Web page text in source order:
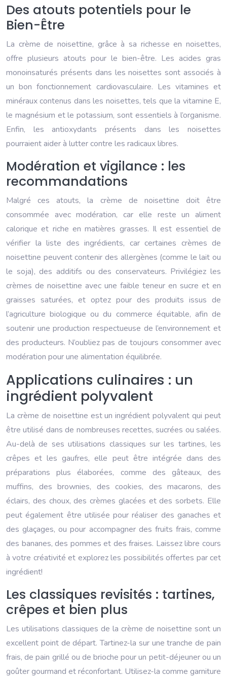
Des atouts potentiels pour le
Bien-Être
La crème de noisettine, grâce à sa richesse en noisettes,
offre plusieurs atouts pour le bien-être. Les acides gras
monoinsaturés présents dans les noisettes sont associés à
un bon fonctionnement cardiovasculaire. Les vitamines et
minéraux contenus dans les noisettes, tels que la vitamine E,
le magnésium et le potassium, sont essentiels à l’organisme.
Enfin, les antioxydants présents dans les noisettes
pourraient aider à lutter contre les radicaux libres.
Modération et vigilance : les
recommandations
Malgré ces atouts, la crème de noisettine doit être
consommée avec modération, car elle reste un aliment
calorique et riche en matières grasses. Il est essentiel de
vérifier la liste des ingrédients, car certaines crèmes de
noisettine peuvent contenir des allergènes (comme le lait ou
le soja), des additifs ou des conservateurs. Privilégiez les
crèmes de noisettine avec une faible teneur en sucre et en
graisses saturées, et optez pour des produits issus de
l’agriculture biologique ou du commerce équitable, afin de
soutenir une production respectueuse de l’environnement et
des producteurs. N’oubliez pas de toujours consommer avec
modération pour une alimentation équilibrée.
Applications culinaires : un
ingrédient polyvalent
La crème de noisettine est un ingrédient polyvalent qui peut
être utilisé dans de nombreuses recettes, sucrées ou salées.
Au-delà de ses utilisations classiques sur les tartines, les
crêpes et les gaufres, elle peut être intégrée dans des
préparations plus élaborées, comme des gâteaux, des
muffins, des brownies, des cookies, des macarons, des
éclairs, des choux, des crèmes glacées et des sorbets. Elle
peut également être utilisée pour réaliser des ganaches et
des glaçages, ou pour accompagner des fruits frais, comme
des bananes, des pommes et des fraises. Laissez libre cours
à votre créativité et explorez les possibilités offertes par cet
ingrédient!
Les classiques revisités : tartines,
crêpes et bien plus
Les utilisations classiques de la crème de noisettine sont un
excellent point de départ. Tartinez-la sur une tranche de pain
frais, de pain grillé ou de brioche pour un petit-déjeuner ou un
goûter gourmand et réconfortant. Utilisez-la comme garniture